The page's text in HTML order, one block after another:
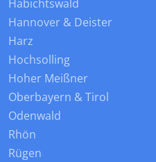
Habichtswald
Hannover & Deister
Harz
Hochsolling
Hoher Meißner
Oberbayern & Tirol
Odenwald
Rhön
Rügen